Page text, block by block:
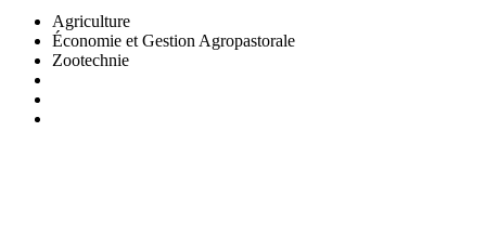
Agriculture
Économie et Gestion Agropastorale
Zootechnie